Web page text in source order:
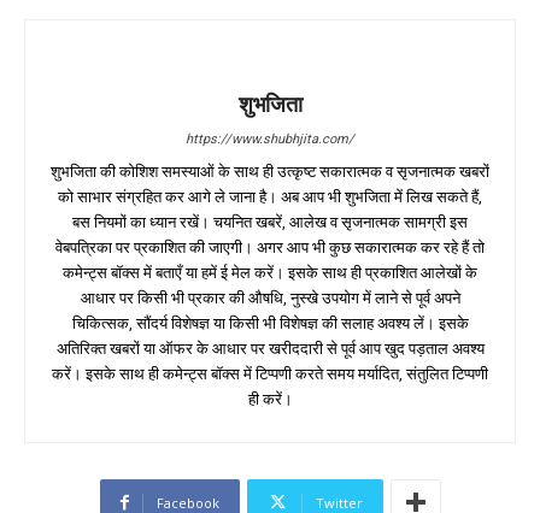
शुभजिता
https://www.shubhjita.com/
शुभजिता की कोशिश समस्याओं के साथ ही उत्कृष्ट सकारात्मक व सृजनात्मक खबरों
को साभार संग्रहित कर आगे ले जाना है। अब आप भी शुभजिता में लिख सकते हैं,
बस नियमों का ध्यान रखें। चयनित खबरें, आलेख व सृजनात्मक सामग्री इस
वेबपत्रिका पर प्रकाशित की जाएगी। अगर आप भी कुछ सकारात्मक कर रहे हैं तो
कमेन्ट्स बॉक्स में बताएँ या हमें ई मेल करें। इसके साथ ही प्रकाशित आलेखों के
आधार पर किसी भी प्रकार की औषधि, नुस्खे उपयोग में लाने से पूर्व अपने
चिकित्सक, सौंदर्य विशेषज्ञ या किसी भी विशेषज्ञ की सलाह अवश्य लें। इसके
अतिरिक्त खबरों या ऑफर के आधार पर खरीददारी से पूर्व आप खुद पड़ताल अवश्य
करें। इसके साथ ही कमेन्ट्स बॉक्स में टिप्पणी करते समय मर्यादित, संतुलित टिप्पणी
ही करें।
Facebook Twitter